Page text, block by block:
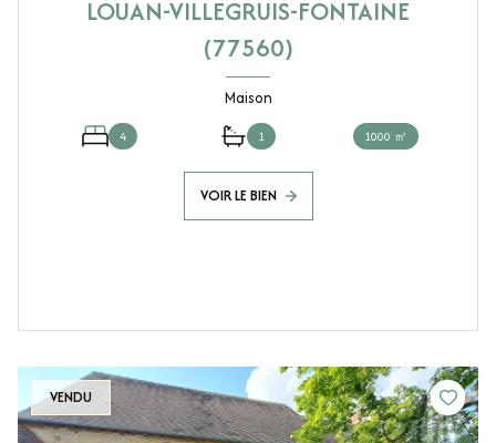
LOUAN-VILLEGRUIS-FONTAINE
(77560)
Maison
4 1 1000 ㎡
VOIR LE BIEN
VENDU